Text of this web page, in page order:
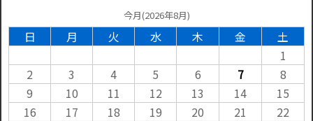
今月(2026年8月)
日 月 火 水 木 金
土
1
2
3 4 5 6 7
8
9
10 11 12 13 14
15
16
17 18 19 20 21
22